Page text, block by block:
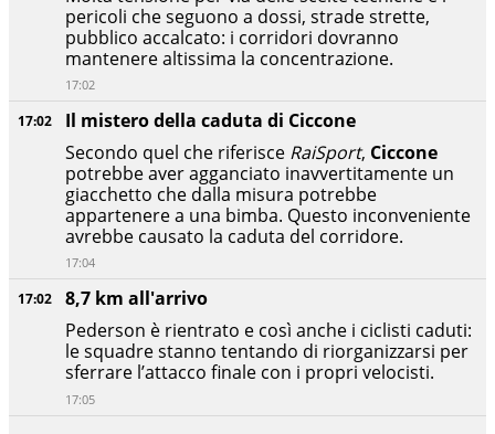
17:02
8,7 km all'arrivo
Pederson è rientrato e così anche i ciclisti caduti:
le squadre stanno tentando di riorganizzarsi per
sferrare l’attacco finale con i propri velocisti.
17:05
17:02
Il mistero della caduta di Ciccone
Secondo quel che riferisce RaiSport, Ciccone
potrebbe aver agganciato inavvertitamente un
giacchetto che dalla misura potrebbe
appartenere a una bimba. Questo inconveniente
avrebbe causato la caduta del corridore.
17:04
pericoli che seguono a dossi, strade strette,
pubblico accalcato: i corridori dovranno
mantenere altissima la concentrazione.
17:02